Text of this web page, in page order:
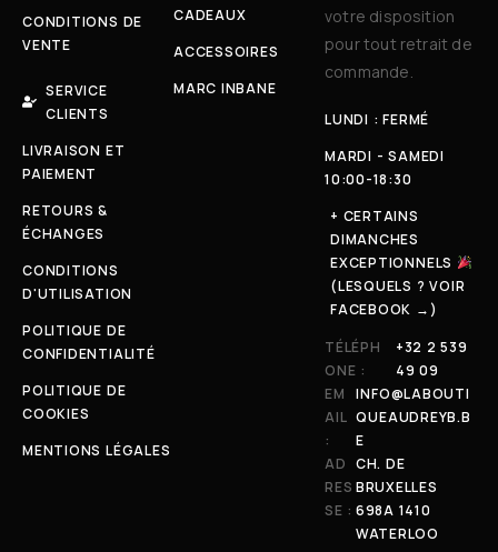
CONDITIONS DE
VENTE
SERVICE
CLIENTS
LIVRAISON ET
PAIEMENT
RETOURS &
ÉCHANGES
CONDITIONS
D'UTILISATION
POLITIQUE DE
CONFIDENTIALITÉ
POLITIQUE DE
COOKIES
MENTIONS LÉGALES
CADEAUX
ACCESSOIRES
MARC INBANE
votre disposition
pour tout retrait de
commande.
LUNDI : FERMÉ
MARDI - SAMEDI
10:00-18:30
+ CERTAINS
DIMANCHES
EXCEPTIONNELS
(LESQUELS ? VOIR
FACEBOOK →)
TÉLÉPH
ONE :
+32 2 539
49 09
EM
AIL
:
INFO@LABOUTI
QUEAUDREYB.B
E
AD
RES
SE :
CH. DE
BRUXELLES
698A 1410
WATERLOO